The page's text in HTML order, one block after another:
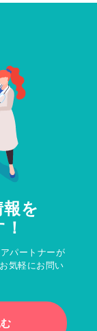
を
パートナーが
気軽にお問い